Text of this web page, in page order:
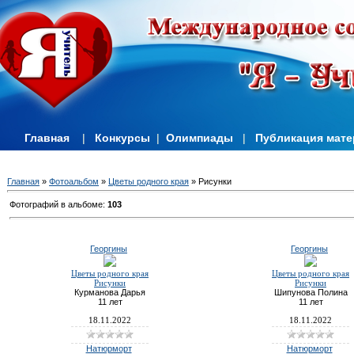
Главная | Конкурсы | Олимпиады | Публикация
Главная » Фотоальбом » Цветы родного края » Рисунки
Фотографий в альбоме: 103
Георгины
Цветы родного края
Рисунки
Курманова Дарья
11 лет
18.11.2022
Георгины
Цветы родного края
Рисунки
Шипунова Полина
11 лет
18.11.2022
Натюрморт Натюрморт